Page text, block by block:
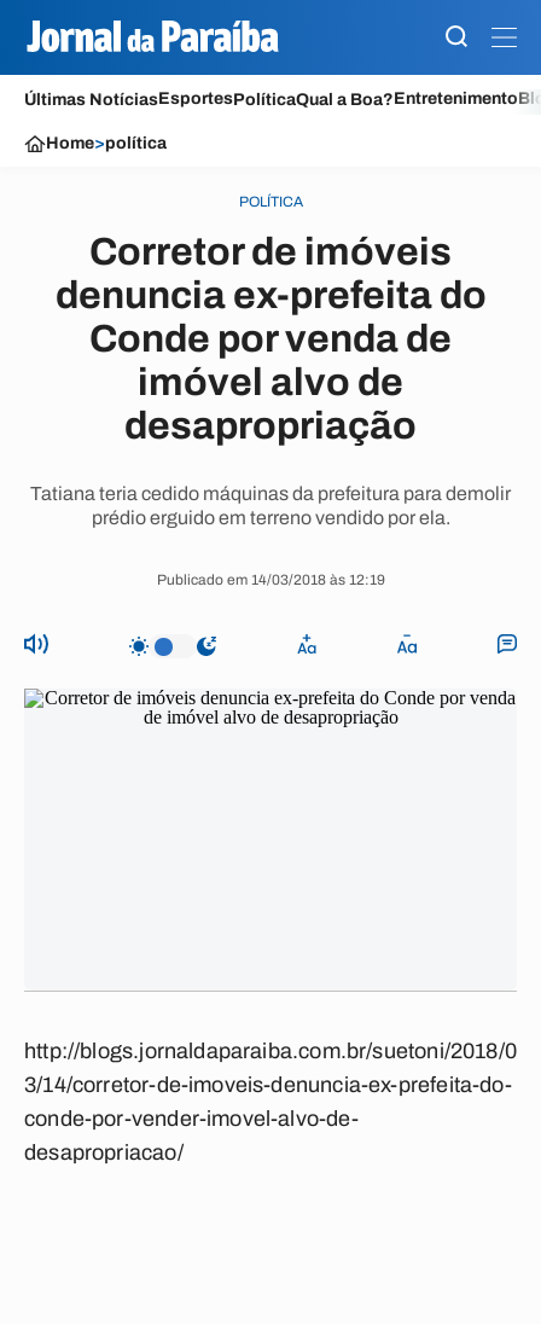
Últimas NotíciasEsportesPolíticaQual a Boa?Entretenimento
Home>política
POLÍTICA
Corretor de imóveis
denuncia ex-prefeita do
Conde por venda de
imóvel alvo de
desapropriação
Tatiana teria cedido máquinas da prefeitura para demolir
prédio erguido em terreno vendido por ela.
Publicado em 14/03/2018 às 12:19
http://blogs.jornaldaparaiba.com.br/suetoni/2018/0
3/14/corretor-de-imoveis-denuncia-ex-prefeita-do-
conde-por-vender-imovel-alvo-de-
desapropriacao/